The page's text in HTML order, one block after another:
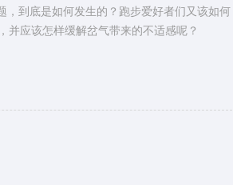
，到底是如何发生的？跑步爱好者们又该如何
并应该怎样缓解岔气带来的不适感呢？